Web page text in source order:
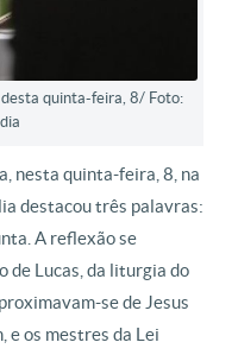
quinta-feira, 8/ Foto:
nesta quinta-feira, 8, na
destacou três palavras:
A reflexão se
de Lucas, da liturgia do
se de Jesus
e os mestres da Lei